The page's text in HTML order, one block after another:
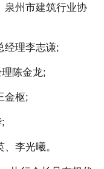
泉州市建筑行业协
经理李志谦;
陈金龙;
金枢;
李光曦。